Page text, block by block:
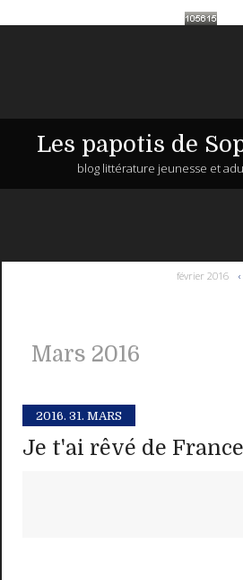
Les papotis de
blog littérature jeunesse et
février 2016
Mars 2016
2016. 31. MARS
Je t'ai rêvé de